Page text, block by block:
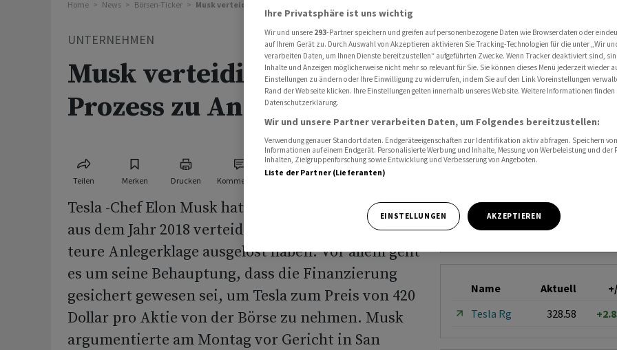
Home News Börsen-Ticker Musk verteidigt Tweets in Prozess zu Anlegerklage
UNTERNEHMEN
Musk verteidigt Tweets in
Prozess zu Anlegerklage
Teilen Merken Drucken Kommentare
Tesla -Chef Elon Musk hat seine Wortwahl in Tweets
aus dem Jahr 2018 verteidigt, die eine potenziell
teure Anlegerklage ausgelöst haben. Vor allem geht
es um seine Behauptung, dass die Finanzierung
gesichert gewesen sei, um Tesla zum Preis von 420
Dollar pro Aktie von der Börse zu nehmen. Musk
argumentierte am Montag vor Gericht in San
Name Aktuell
Tesla Rg
328.58
Ihre Privatsphäre ist uns wichtig
Wir und unsere 293-Partner speichern und greifen auf personenbezogene Daten wie Browserdaten oder
auf Ihrem Gerät zu. Durch Auswahl von Akzeptieren aktivieren Sie Tracking-Technologien für die unter „Wir
verarbeiten Daten, um Ihnen Dienste bereitzustellen“ aufgeführten Zwecke. Wenn Tracker deaktiviert sind,
Inhalte und Anzeigen möglicherweise nicht mehr so relevant für Sie. Sie können dieses Menü jederzeit wieder
Einstellungen zu ändern oder Ihre Einwilligung zu widerrufen, indem Sie auf den Link Voreinstellungen
Rand der Webseite klicken. Ihre Einstellungen gelten innerhalb unseres Website. Weitere Informationen finden
Datenschutzerklärung.
Wir und unsere Partner verarbeiten Daten, um Folgendes bereitzustellen:
Verwendung genauer Standortdaten. Endgeräteeigenschaften zur Identifikation aktiv abfragen. Speichern
Informationen auf einem Endgerät. Personalisierte Werbung und Inhalte, Messung von Werbeleistung und der
Inhalten, Zielgruppenforschung sowie Entwicklung und Verbesserung von Angeboten.
Liste der Partner (Lieferanten)
EINSTELLUNGEN AKZEPTIEREN